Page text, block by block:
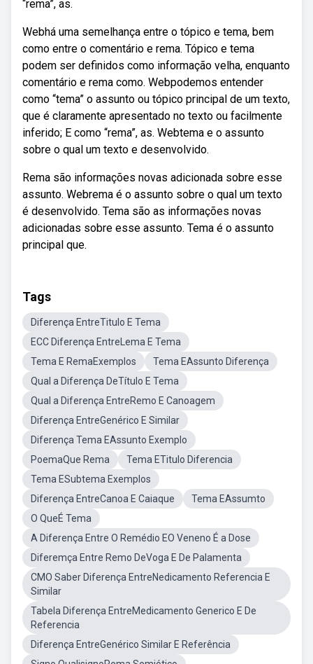
“rema”, as.
Webhá uma semelhança entre o tópico e tema, bem
como entre o comentário e rema. Tópico e tema
podem ser definidos como informação velha, enquanto
comentário e rema como. Webpodemos entender
como “tema” o assunto ou tópico principal de um texto,
que é claramente apresentado no texto ou facilmente
inferido; E como “rema”, as. Webtema e o assunto
sobre o qual um texto e desenvolvido.
Rema são informações novas adicionada sobre esse
assunto. Webrema é o assunto sobre o qual um texto
é desenvolvido. Tema são as informações novas
adicionadas sobre esse assunto. Tema é o assunto
principal que.
Tags
Diferença EntreTitulo E Tema
ECC Diferença EntreLema E Tema
Tema E RemaExemplos
Tema EAssunto Diferença
Qual a Diferença DeTítulo E Tema
Qual a Diferença EntreRemo E Canoagem
Diferença EntreGenérico E Similar
Diferença Tema EAssunto Exemplo
PoemaQue Rema
Tema ETitulo Diferencia
Tema ESubtema Exemplos
Diferença EntreCanoa E Caiaque
Tema EAssumto
O QueÉ Tema
A Diferença Entre O Remédio EO Veneno É a Dose
Diferemça Entre Remo DeVoga E De Palamenta
CMO Saber Diferença EntreNedicamento Referencia E
Similar
Tabela Diferença EntreMedicamento Generico E De
Referencia
Diferença EntreGenérico Similar E Referência